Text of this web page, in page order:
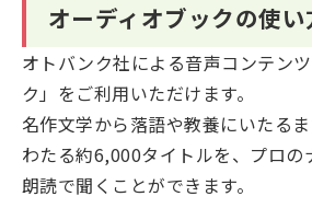
オーディオブックの使い
オトバンク社による音声コンテン
ク」をご利用いただけます。
名作文学から落語や教養にいたる
わたる約6,000タイトルを、プロの
朗読で聞くことができます。